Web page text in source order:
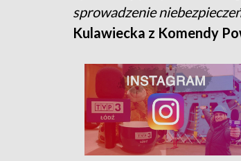
sprowadzenie
Kulawiecka z Komendy